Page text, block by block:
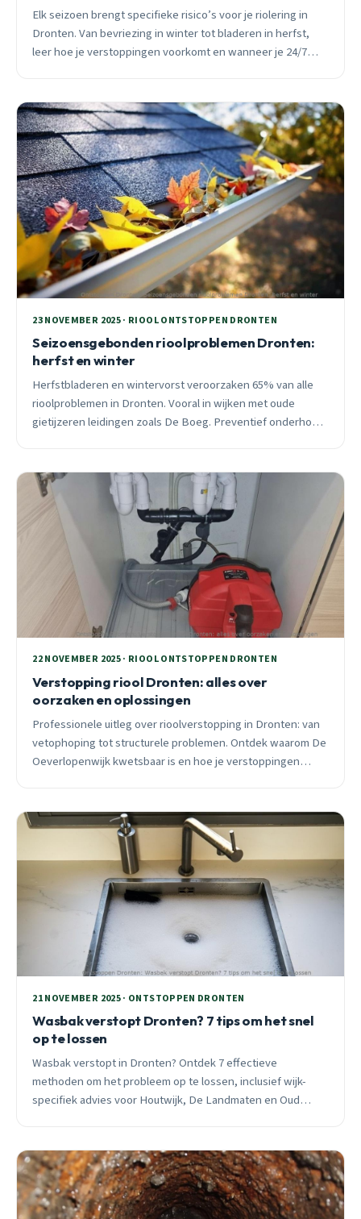
Elk seizoen brengt specifieke risico’s voor je riolering in
Dronten. Van bevriezing in winter tot bladeren in herfst,
leer hoe je verstoppingen voorkomt en wanneer je 24/7
23 NOVEMBER 2025 · RIOOL ONTSTOPPEN DRONTEN
Seizoensgebonden rioolproblemen Dronten:
herfst en winter
Herfstbladeren en wintervorst veroorzaken 65% van alle
rioolproblemen in Dronten. Vooral in wijken met oude
gietijzeren leidingen zoals De Boeg. Preventief onderhoud
22 NOVEMBER 2025 · RIOOL ONTSTOPPEN DRONTEN
Verstopping riool Dronten: alles over
oorzaken en oplossingen
Professionele uitleg over rioolverstopping in Dronten: van
vetophoping tot structurele problemen. Ontdek waarom De
Oeverlopenwijk kwetsbaar is en hoe je verstoppingen
21 NOVEMBER 2025 · ONTSTOPPEN DRONTEN
Wasbak verstopt Dronten? 7 tips om het snel
op te lossen
Wasbak verstopt in Dronten? Ontdek 7 effectieve
methoden om het probleem op te lossen, inclusief wijk-
specifiek advies voor Houtwijk, De Landmaten en Oud